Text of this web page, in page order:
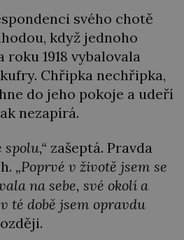
svého chotě
když jednoho
1918 vybalovala
Chřipka nechřipka,
do jeho pokoje a udeří
nezapírá.
zašeptá. Pravda
„Poprvé v životě jsem se
na sebe, své okolí a
té době jsem opravdu